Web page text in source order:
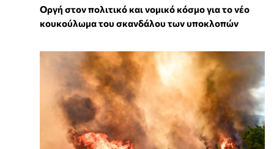
Οργή στον πολιτικό και νομικό κόσμο για το νέο
κουκούλωμα του σκανδάλου των υποκλοπών